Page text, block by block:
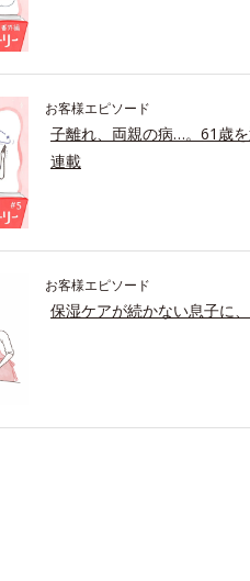
お客様エピソード
子離れ、両親の病…。61歳
連載
お客様エピソード
保湿ケアが続かない息子に